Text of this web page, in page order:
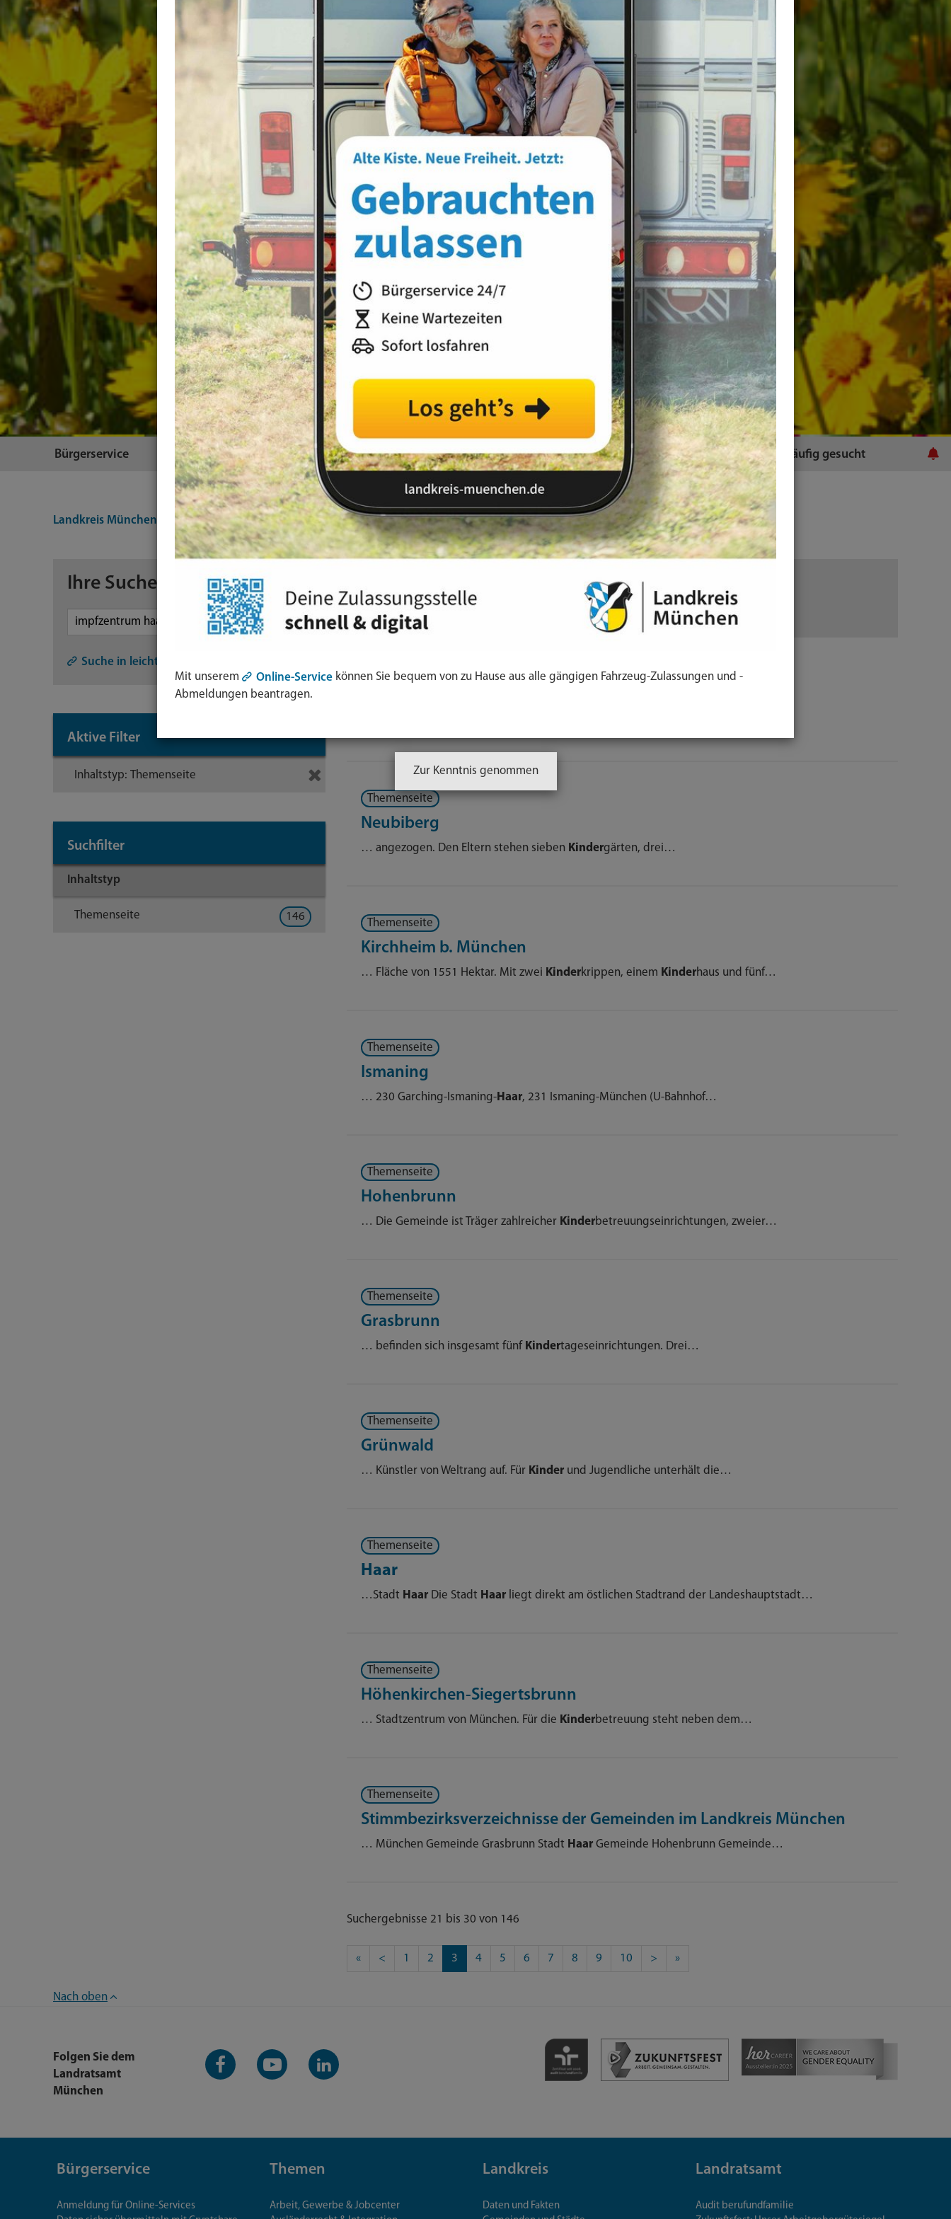
Bürgerservice Themen Landkreis Landratsamt Häufig gesucht
Landkreis München Suche
Ihre Suche
Suche
absenden
Enter-
Taste
Suche in leichter Sprache
Aktive Filter
Inhaltstyp: Themenseite
Suchfilter
Inhaltstyp
Themenseite 146
Datum
Ihre Suche ergab 146 Treffer.
Themenseite
Themenseite
Neubiberg
… angezogen. Den Eltern stehen sieben Kindergärten, drei…
Themenseite
Kirchheim b. München
… Fläche von 1551 Hektar. Mit zwei Kinderkrippen, einem Kinderhaus und fünf…
Themenseite
Ismaning
… 230 Garching-Ismaning-Haar, 231 Ismaning-München (U-Bahnhof…
Themenseite
Hohenbrunn
… Die Gemeinde ist Träger zahlreicher Kinderbetreuungseinrichtungen, zweier…
Themenseite
Grasbrunn
… befinden sich insgesamt fünf Kindertageseinrichtungen. Drei…
Themenseite
Grünwald
… Künstler von Weltrang auf. Für Kinderund Jugendliche unterhält die…
Themenseite
Haar
…Stadt HaarDie Stadt Haarliegt direkt am östlichen Stadtrand der Landeshauptstadt…
Themenseite
Höhenkirchen-Siegertsbrunn
… Stadtzentrum von München. Für die Kinderbetreuung steht neben dem…
Themenseite
Stimmbezirksverzeichnisse der Gemeinden im Landkreis München
… München Gemeinde Grasbrunn Stadt HaarGemeinde Hohenbrunn Gemeinde…
Suchergebnisse 21 bis 30 von 146
« < 1 2 3 4 5 6 7 8 9 10 > »
Nach oben
Folgen Sie dem
Landratsamt
München
Facebook-
Seite
YouTube-
Kanal
LinkedIn-
Kanal
Bürgerservice
Anmeldung für Online-Services
Themen
Arbeit, Gewerbe & Jobcenter
Landkreis
Daten und Fakten
Landratsamt
Audit berufundfamilie
Mit unserem Online-Service können Sie bequem von zu Hause aus alle gängigen Fahrzeug-Zulassungen und -
Abmeldungen beantragen.
Zur Kenntnis genommen